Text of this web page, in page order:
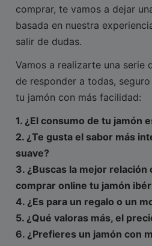
comprar, te vamos a dejar
basada en nuestra
salir de dudas.
Vamos a realizarte una serie
de responder a todas,
tu jamón con más facilidad:
1. ¿El consumo de tu jamón
2. ¿Te gusta el sabor más
suave?
3. ¿Buscas la mejor
comprar online tu jamón
4. ¿Es para un regalo o un
5. ¿Qué valoras más, el
6. ¿Prefieres un jamón con